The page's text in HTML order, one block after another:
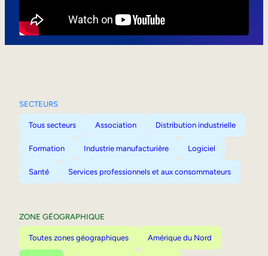
SECTEURS
Tous secteurs Association Distribution industrielle
Formation Industrie manufacturière Logiciel
Santé Services professionnels et aux consommateurs
ZONE GÉOGRAPHIQUE
Toutes zones géographiques Amérique du Nord